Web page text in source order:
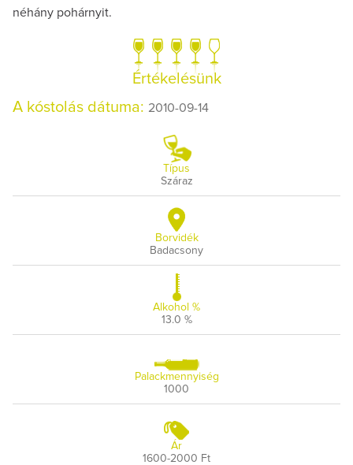
néhány pohárnyit.
Értékelésünk
A kóstolás dátuma: 2010-09-14
Típus
Száraz
Borvidék
Badacsony
Alkohol %
13.0 %
Palackmennyiség
1000
Ár
1600-2000 Ft